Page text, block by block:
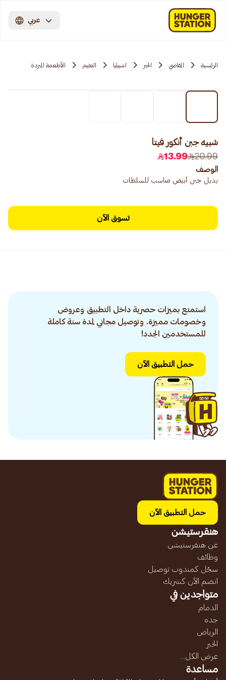
عربي
الرئيسية المقاضي الخبر اشبيليا العثيم الأطعمة المبردة
شبيه جبن أنكور فيتا
20.99
13.99
الوصف
بديل جبن أبيض مناسب للسلطات
تسوق الآن
استمتع بميزات حصرية داخل التطبيق وعروض
وخصومات مميزة. وتوصيل مجاني لمدة سنة كاملة
للمستخدمين الجدد!
حمل التطبيق الآن
حمل التطبيق الآن
هنقرستيشن
عن هنقرستيشن
وظائف
سجّل كمندوب توصيل
انضم الآن كشريك
متواجدين في
الدمام
جده
الرياض
الخبر
عرض الكل...
مساعدة